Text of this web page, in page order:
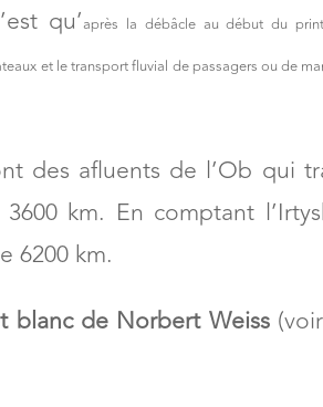
qu’après la débâcle au début du
et le transport fluvial de passagers ou de
des afluents de l’Ob qui
km. En comptant
6200 km.
blanc de Norbert Weiss